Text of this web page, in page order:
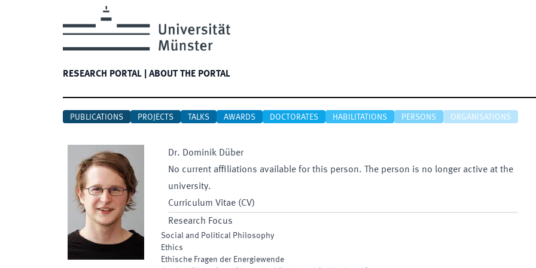
RESEARCH PORTAL ABOUT THE PORTAL
PUBLICATIONS PROJECTS TALKS AWARDS DOCTORATES HABILITATIONS PERSONS ORGANISATIONS
Dr. Dominik Düber
No current affiliations available for this person. The person is no longer active at the
university.
Curriculum Vitae (CV)
Research Focus
Social and Political Philosophy
Ethics
Ethische Fragen der Energiewende